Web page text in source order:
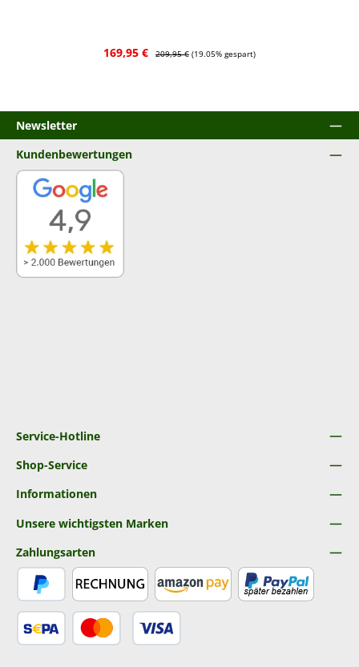
Verkaufspreis:
169,95 € Regulärer Preis:
209,95 € (19.05% gespart)
Newsletter
Service-Hotline
Shop-Service
Informationen
Unsere wichtigsten Marken
Kundenbewertungen
Zahlungsarten